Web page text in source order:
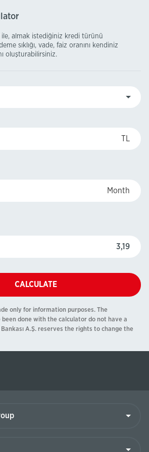
almak istediğiniz kredi türünü
sıklığı, vade, faiz oranını kendiniz
oluşturabilirsiniz.
TL
Month
CALCULATE
only for information purposes. The
done with the calculator do not have a
A.Ş. reserves the rights to change the